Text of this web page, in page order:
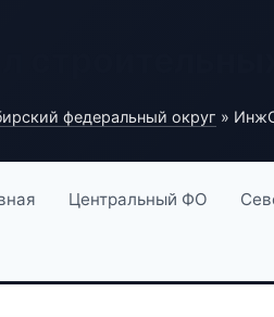
федеральный округ »
Центральный ФО